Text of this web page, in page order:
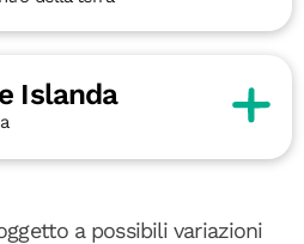
Islanda
a possibili variazioni